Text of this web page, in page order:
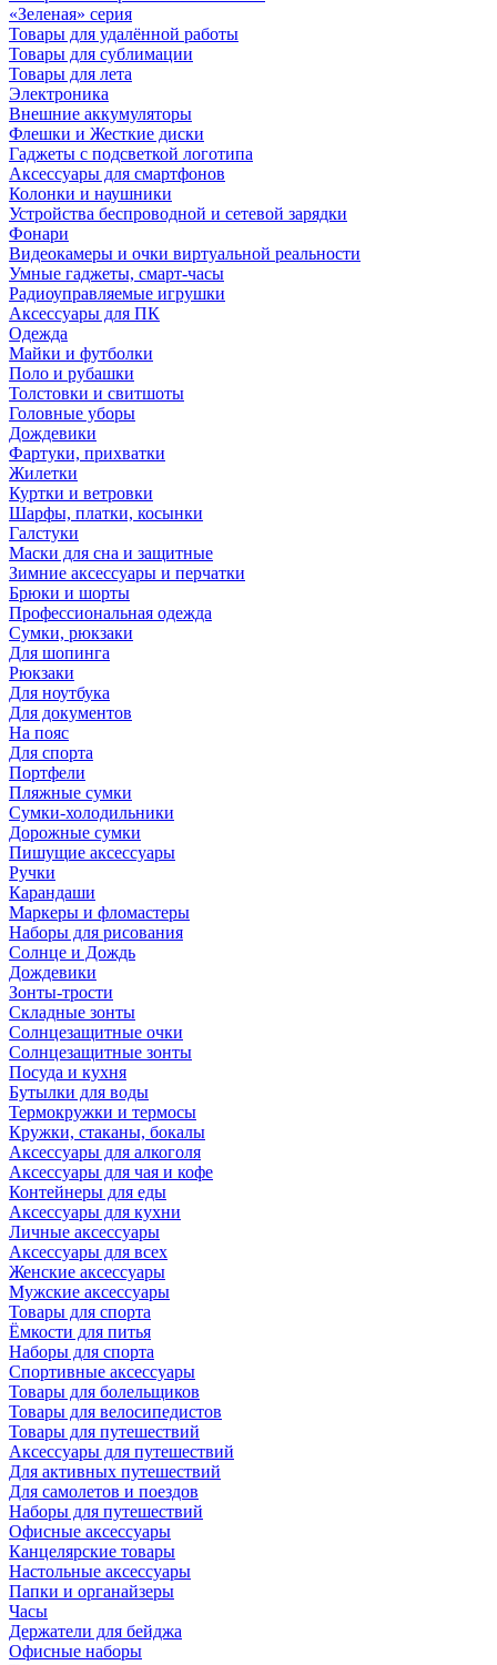
«Зеленая» серия
Товары для удалённой работы
Товары для сублимации
Товары для лета
Электроника
Внешние аккумуляторы
Флешки и Жесткие диски
Гаджеты с подсветкой логотипа
Аксессуары для смартфонов
Колонки и наушники
Устройства беспроводной и сетевой зарядки
Фонари
Видеокамеры и очки виртуальной реальности
Умные гаджеты, смарт-часы
Радиоуправляемые игрушки
Аксессуары для ПК
Одежда
Майки и футболки
Поло и рубашки
Толстовки и свитшоты
Головные уборы
Дождевики
Фартуки, прихватки
Жилетки
Куртки и ветровки
Шарфы, платки, косынки
Галстуки
Маски для сна и защитные
Зимние аксессуары и перчатки
Брюки и шорты
Профессиональная одежда
Сумки, рюкзаки
Для шопинга
Рюкзаки
Для ноутбука
Для документов
На пояс
Для спорта
Портфели
Пляжные сумки
Сумки-холодильники
Дорожные сумки
Пишущие аксессуары
Ручки
Карандаши
Маркеры и фломастеры
Наборы для рисования
Солнце и Дождь
Дождевики
Зонты-трости
Складные зонты
Солнцезащитные очки
Солнцезащитные зонты
Посуда и кухня
Бутылки для воды
Термокружки и термосы
Кружки, стаканы, бокалы
Аксессуары для алкоголя
Аксессуары для чая и кофе
Контейнеры для еды
Аксессуары для кухни
Личные аксессуары
Аксессуары для всех
Женские аксессуары
Мужские аксессуары
Товары для спорта
Ёмкости для питья
Наборы для спорта
Спортивные аксессуары
Товары для болельщиков
Товары для велосипедистов
Товары для путешествий
Аксессуары для путешествий
Для активных путешествий
Для самолетов и поездов
Наборы для путешествий
Офисные аксессуары
Канцелярские товары
Настольные аксессуары
Папки и органайзеры
Часы
Держатели для бейджа
Офисные наборы